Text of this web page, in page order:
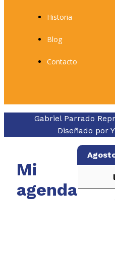
Historia
Blog
Contacto
Gabriel Parrado
Diseñado por
Mi
agenda